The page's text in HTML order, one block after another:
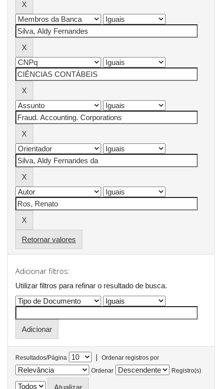
Retornar valores
Adicionar filtros:
Utilizar filtros para refinar o resultado de busca.
Resultados/Página |
Ordenar registros por
Ordenar
Registro(s)